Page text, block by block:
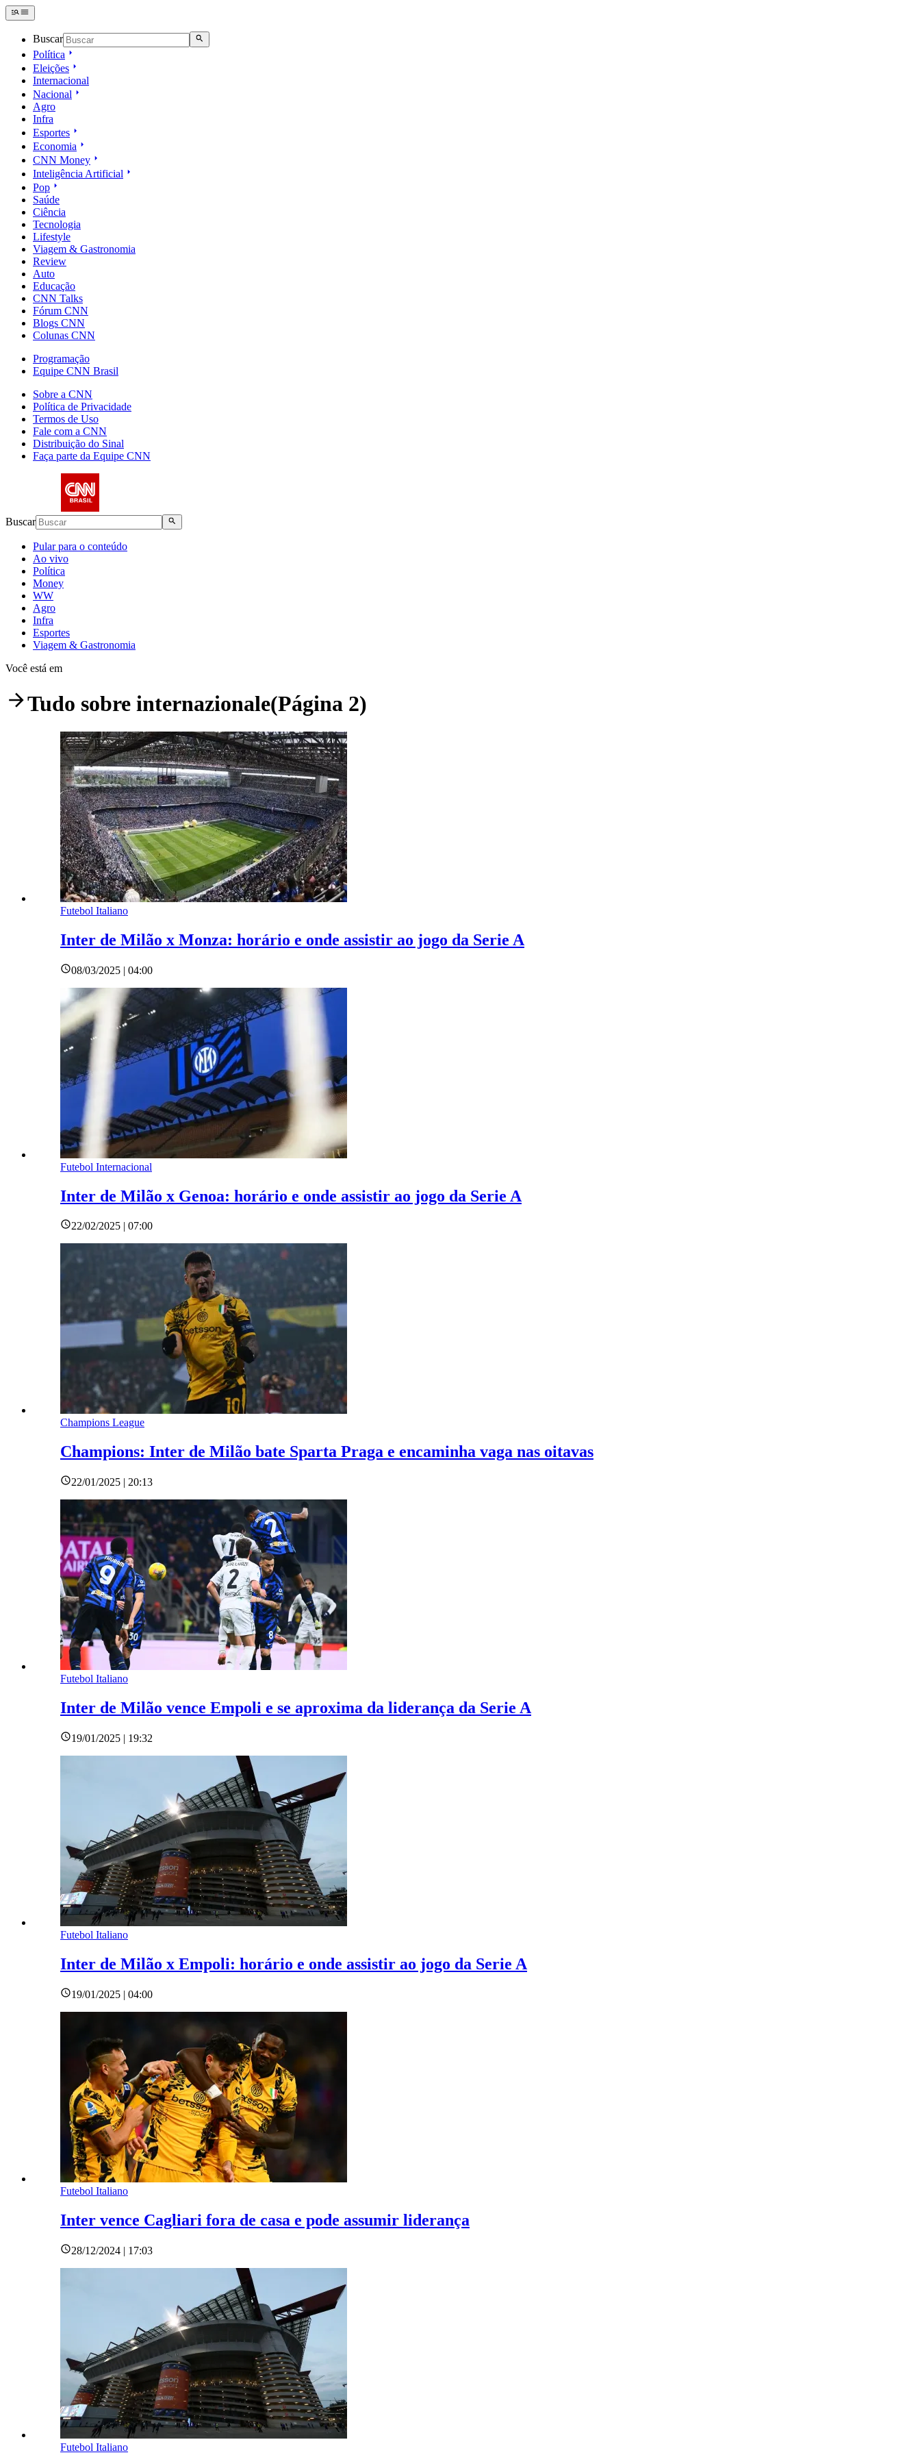
Buscar
Política
Eleições
Internacional
Nacional
Agro
Infra
Esportes
Economia
CNN Money
Inteligência Artificial
Pop
Saúde
Ciência
Tecnologia
Lifestyle
Viagem & Gastronomia
Review
Auto
Educação
CNN Talks
Fórum CNN
Blogs CNN
Colunas CNN
Programação
Equipe CNN Brasil
Sobre a CNN
Política de Privacidade
Termos de Uso
Fale com a CNN
Distribuição do Sinal
Faça parte da Equipe CNN
Buscar
Pular para o conteúdo
Ao vivo
Política
Money
WW
Agro
Infra
Esportes
Viagem & Gastronomia
Você está em
Tudo sobre internazionale(Página 2)
Futebol Italiano
Inter de Milão x Monza: horário e onde assistir ao jogo da Serie A
08/03/2025 | 04:00
Futebol Internacional
Inter de Milão x Genoa: horário e onde assistir ao jogo da Serie A
22/02/2025 | 07:00
Champions League
Champions: Inter de Milão bate Sparta Praga e encaminha vaga nas oitavas
22/01/2025 | 20:13
Futebol Italiano
Inter de Milão vence Empoli e se aproxima da liderança da Serie A
19/01/2025 | 19:32
Futebol Italiano
Inter de Milão x Empoli: horário e onde assistir ao jogo da Serie A
19/01/2025 | 04:00
Futebol Italiano
Inter vence Cagliari fora de casa e pode assumir liderança
28/12/2024 | 17:03
Futebol Italiano